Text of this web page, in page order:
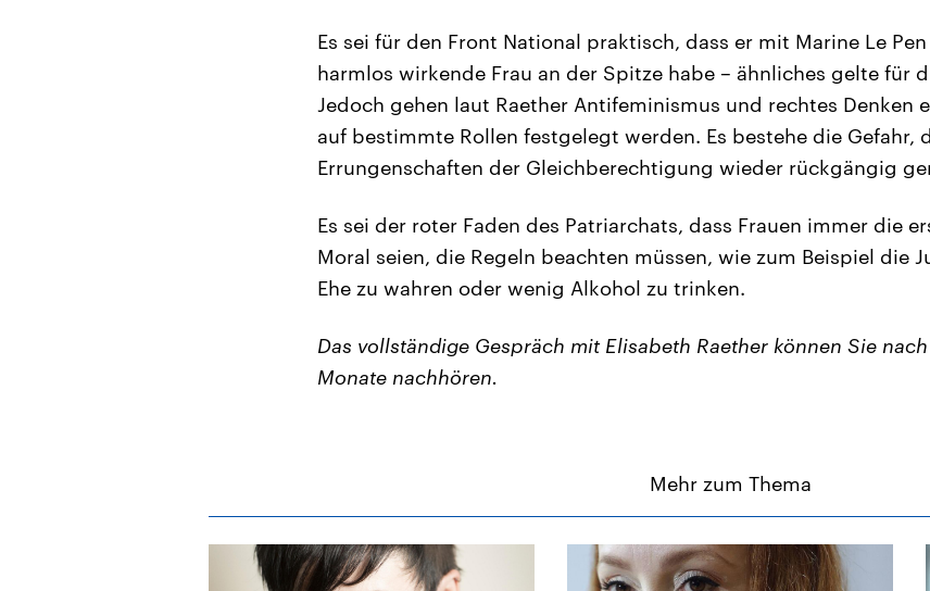
Es sei für den Front National praktisch, dass er mit Marine Le
harmlos wirkende Frau an der Spitze habe – ähnliches gelte für
Jedoch gehen laut Raether Antifeminismus und rechtes Denken
auf bestimmte Rollen festgelegt werden. Es bestehe die Gefahr,
Errungenschaften der Gleichberechtigung wieder rückgängig
Es sei der roter Faden des Patriarchats, dass Frauen immer die
Moral seien, die Regeln beachten müssen, wie zum Beispiel die
Ehe zu wahren oder wenig Alkohol zu trinken.
Das vollständige Gespräch mit Elisabeth Raether können Sie
Monate nachhören.
Mehr zum Thema